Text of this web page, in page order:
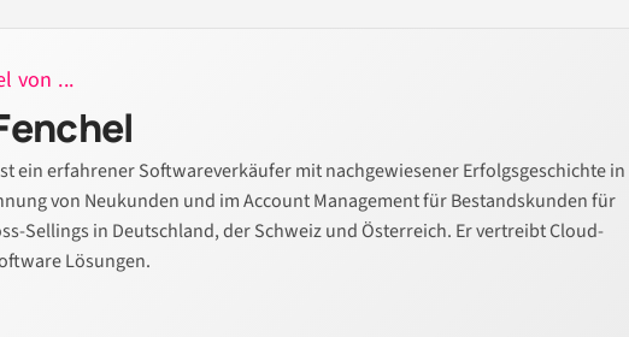
von ...
ein erfahrener Softwareverkäufer mit nachgewiesener Erfolgsgeschichte in
von Neukunden und im Account Management für Bestandskunden für
Sellings in Deutschland, der Schweiz und Österreich. Er vertreibt Cloud-
Lösungen.